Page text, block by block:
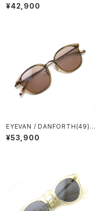
ートンカラー・ブラック-クリア
ボストンウェリントンフレーム メ
¥42,900
EYEVAN / DANFORTH(49)
Sun / CRML - Lt.Brown キャ
ラメル・クリアライトブラウン -
¥53,900